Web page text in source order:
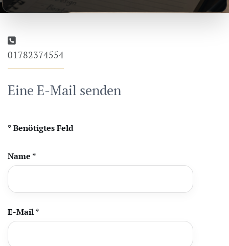
Telefon:
01782374554
Eine E-Mail senden
*Benötigtes Feld
Name *
E-Mail*